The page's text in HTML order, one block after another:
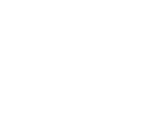
は暗いため、足元にお気